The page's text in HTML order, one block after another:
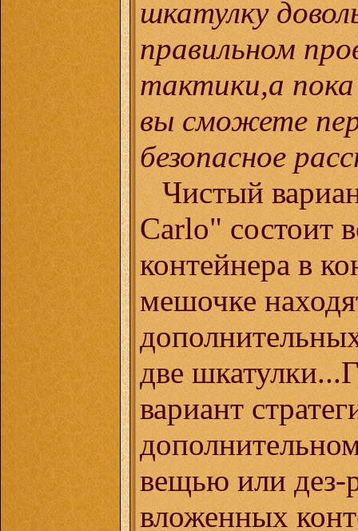
шкатулку
правильном
тактики,а
вы сможете
безопасное
Чистый
Carlo" состоит
контейнера в
мешочке
две
вариант
вещью или дез-
вложенных